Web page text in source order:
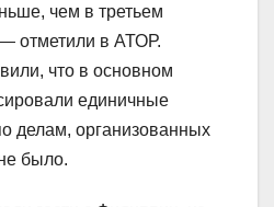
чем в третьем
— отметили в АТОР.
что в основном
единичные
делам, организованных
было.